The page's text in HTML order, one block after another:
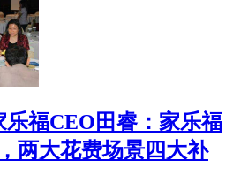
乐福CEO田睿：家乐福
两大花费场景四大补